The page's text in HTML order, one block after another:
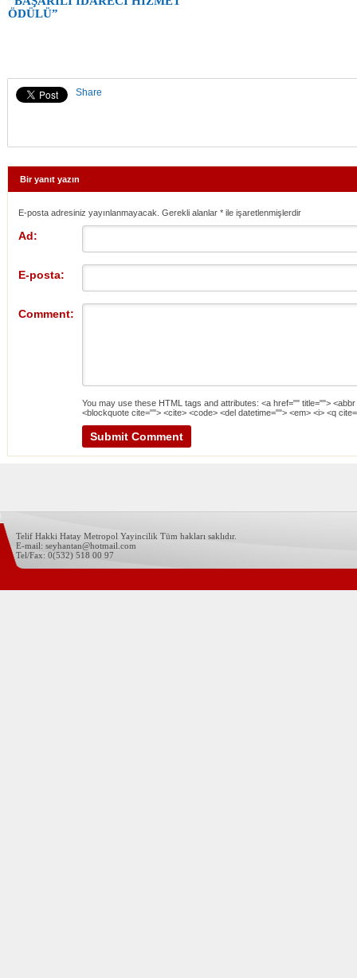
ÖDÜLÜ”
Share
Bir yanıt yazın
E-posta adresiniz yayınlanmayacak. Gerekli alanlar * ile işaretlenmişlerdir
Ad:
E-posta:
Comment:
You may use these HTML tags and attributes: <a href="" title="">
<blockquote cite=""> <cite> <code> <del datetime=""> <em> <i> <q
Telif Hakki Hatay Metropol Yayincilik Tüm hakları saklıdır.
E-mail: seyhantan@hotmail.com
Tel/Fax: 0(532) 518 00 97